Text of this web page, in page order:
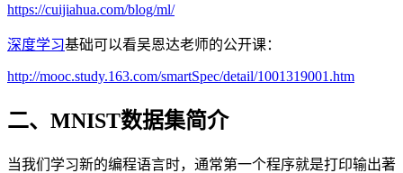
https://cuijiahua.com/blog/ml/
深度学习基础可以看吴恩达老师的公开课：
http://mooc.study.163.com/smartSpec/detail/1001319001.htm
二、MNIST数据集简介
当我们学习新的编程语言时，通常第一个程序就是打印输出著